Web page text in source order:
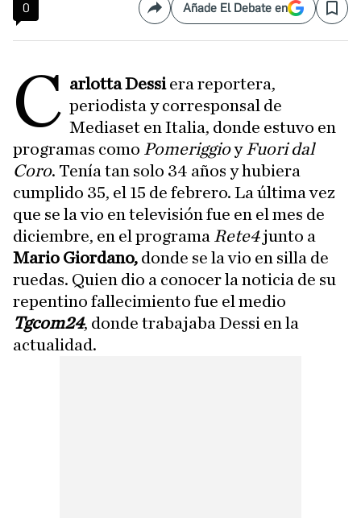
0 CompartirAñade El Debate en Save
C arlotta Dessiera reportera,
periodista y corresponsal de
Mediaset en Italia, donde estuvo en
programas como Pomeriggioy Fuori dal
Coro. Tenía tan solo 34 años y hubiera
cumplido 35, el 15 de febrero. La última vez
que se la vio en televisión fue en el mes de
diciembre, en el programa Rete4junto a
Mario Giordano, donde se la vio en silla de
ruedas. Quien dio a conocer la noticia de su
repentino fallecimiento fue el medio
Tgcom24, donde trabajaba Dessi en la
actualidad.